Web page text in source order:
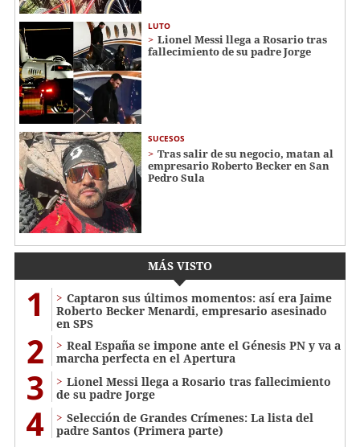
LUTO
Lionel Messi llega a Rosario tras
fallecimiento de su padre Jorge
SUCESOS
Tras salir de su negocio, matan al
empresario Roberto Becker en San
Pedro Sula
MÁS VISTO
1
Captaron sus últimos momentos: así era Jaime
Roberto Becker Menardi​​​, empresario asesinado
en SPS
2
Real España se impone ante el Génesis PN y va a
marcha perfecta en el Apertura
3
Lionel Messi llega a Rosario tras fallecimiento
de su padre Jorge
4
Selección de Grandes Crímenes: La lista del
padre Santos (Primera parte)